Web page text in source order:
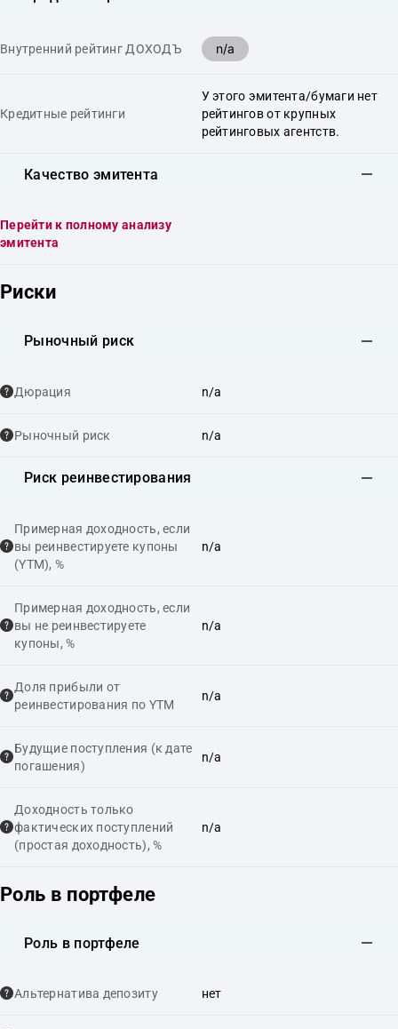
Внутренний рейтинг ДОХОДЪ n/a
Кредитные рейтинги
У этого эмитента/бумаги нет
рейтингов от крупных
рейтинговых агентств.
Качество эмитента
Перейти к полному анализу
эмитента
Риски
Рыночный риск
Дюрация n/a
Рыночный риск n/a
Риск реинвестирования
Примерная доходность, если
вы реинвестируете купоны
(YTM), %
n/a
Примерная доходность, если
вы не реинвестируете
купоны, %
n/a
Доля прибыли от
реинвестирования по YTM
n/a
Будущие поступления (к дате
погашения)
n/a
Доходность только
фактических поступлений
(простая доходность), %
n/a
Роль в портфеле
Роль в портфеле
Альтернатива депозиту нет